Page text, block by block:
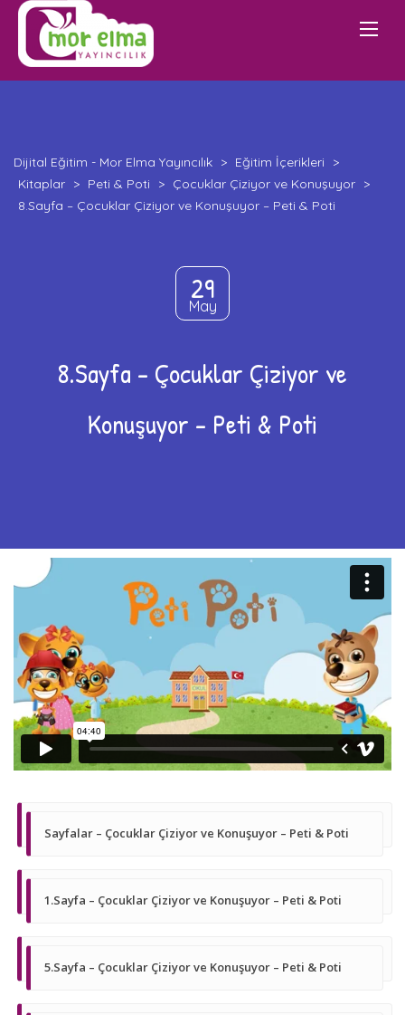
Dijital Eğitim - Mor Elma Yayıncılık > Eğitim İçerikleri
>
Kitaplar > Peti & Poti > Çocuklar Çiziyor ve Konuşuyor >
8.Sayfa – Çocuklar Çiziyor ve Konuşuyor – Peti & Poti
29
May
8.Sayfa – Çocuklar Çiziyor ve
Konuşuyor – Peti & Poti
Sayfalar – Çocuklar Çiziyor ve Konuşuyor – Peti & Poti
1.Sayfa – Çocuklar Çiziyor ve Konuşuyor – Peti & Poti
5.Sayfa – Çocuklar Çiziyor ve Konuşuyor – Peti & Poti